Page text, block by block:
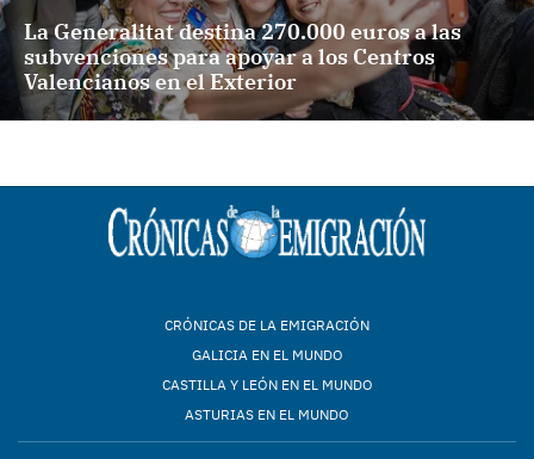
La Generalitat destina 270.000 euros a las
subvenciones para apoyar a los Centros
Valencianos en el Exterior
CRÓNICAS DE LA EMIGRACIÓN
GALICIA EN EL MUNDO
CASTILLA Y LEÓN EN EL MUNDO
ASTURIAS EN EL MUNDO